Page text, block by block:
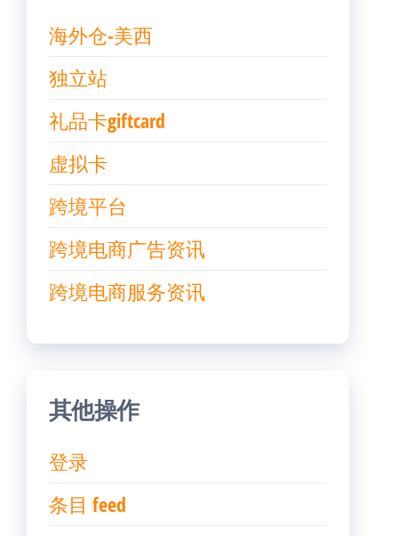
海外仓-美西
独立站
礼品卡giftcard
虚拟卡
跨境平台
跨境电商广告资讯
跨境电商服务资讯
其他操作
登录
条目 feed